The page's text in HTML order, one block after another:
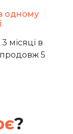
одному
місяці в
5
?